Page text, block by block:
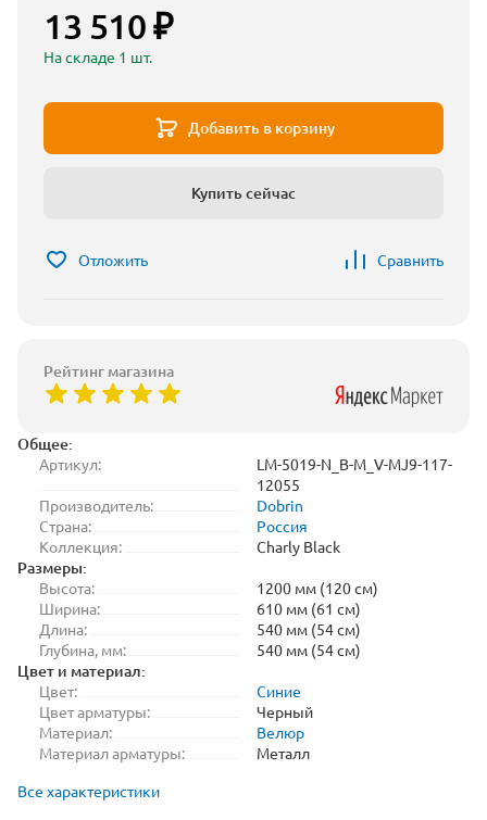
Общее:
Артикул:
LM-5019-N_B-M_V-MJ9-117-
12055
Производитель:
Dobrin
Страна:
Россия
Коллекция:
Charly Black
Размеры:
Высота:
1200 мм (120 см)
Ширина:
610 мм (61 см)
Длина:
540 мм (54 см)
Глубина, мм:
540 мм (54 см)
Цвет и материал:
Цвет:
Синие
Цвет арматуры:
Черный
Материал:
Велюр
Материал арматуры:
Металл
Все характеристики
13 510 ₽
На складе 1 шт.
Добавить в корзину
Купить сейчас
Отложить Сравнить
Рейтинг магазина